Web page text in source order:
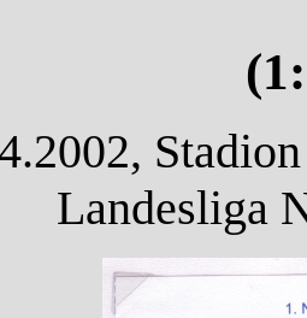
Landesliga